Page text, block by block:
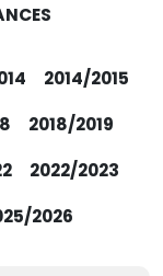
2014/2015
2018/2019
2022/2023
2026